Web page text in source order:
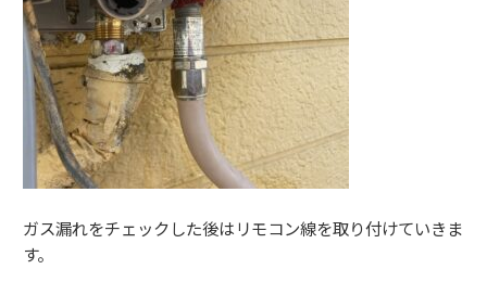
ガス漏れをチェックした後はリモコン線を取り付けていきま
す。